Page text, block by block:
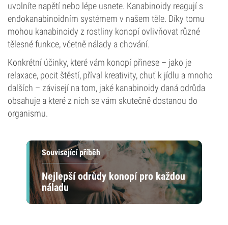
uvolníte napětí nebo lépe usnete. Kanabinoidy reagují s
endokanabinoidním systémem v našem těle. Díky tomu
mohou kanabinoidy z rostliny konopí ovlivňovat různé
tělesné funkce, včetně nálady a chování.
Konkrétní účinky, které vám konopí přinese – jako je
relaxace, pocit štěstí, příval kreativity, chuť k jídlu a mnoho
dalších – závisejí na tom, jaké kanabinoidy daná odrůda
obsahuje a které z nich se vám skutečně dostanou do
organismu.
Související příběh
Nejlepší odrůdy konopí pro každou
náladu